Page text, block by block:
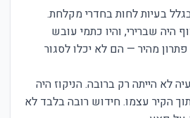
בעיות לחות בחדרי מקלחת.
היה שברירי, והיו כתמי עובש
פתרון מהיר — הם לא יכלו לסגור
לא הייתה רק ברובה. הניקוז היה
הקיר עצמו. חידוש רובה בלבד לא